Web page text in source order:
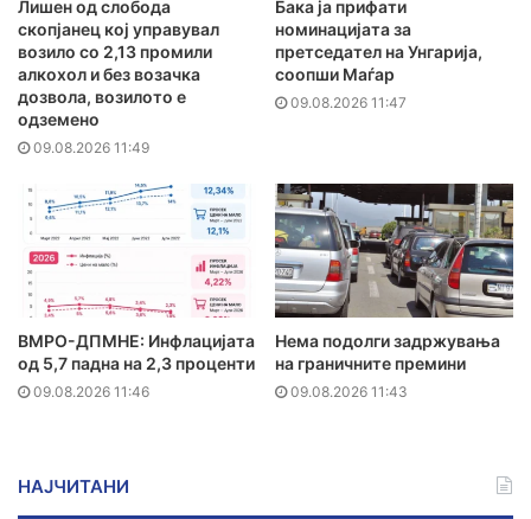
Лишен од слобода
скопјанец кој управувал
возило со 2,13 промили
алкохол и без возачка
дозвола, возилото е
одземено
09.08.2026 11:49
Бака ја прифати
номинацијата за
претседател на Унгарија,
соопши Маѓар
09.08.2026 11:47
ВМРО-ДПМНЕ: Инфлацијата
од 5,7 падна на 2,3 проценти
09.08.2026 11:46
Нема подолги задржувања
на граничните премини
09.08.2026 11:43
НАЈЧИТАНИ